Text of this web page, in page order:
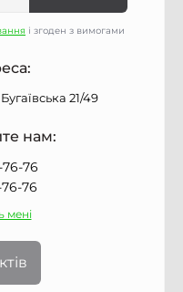
і згоден з вимогами
21/49
нам:
76
76
мені